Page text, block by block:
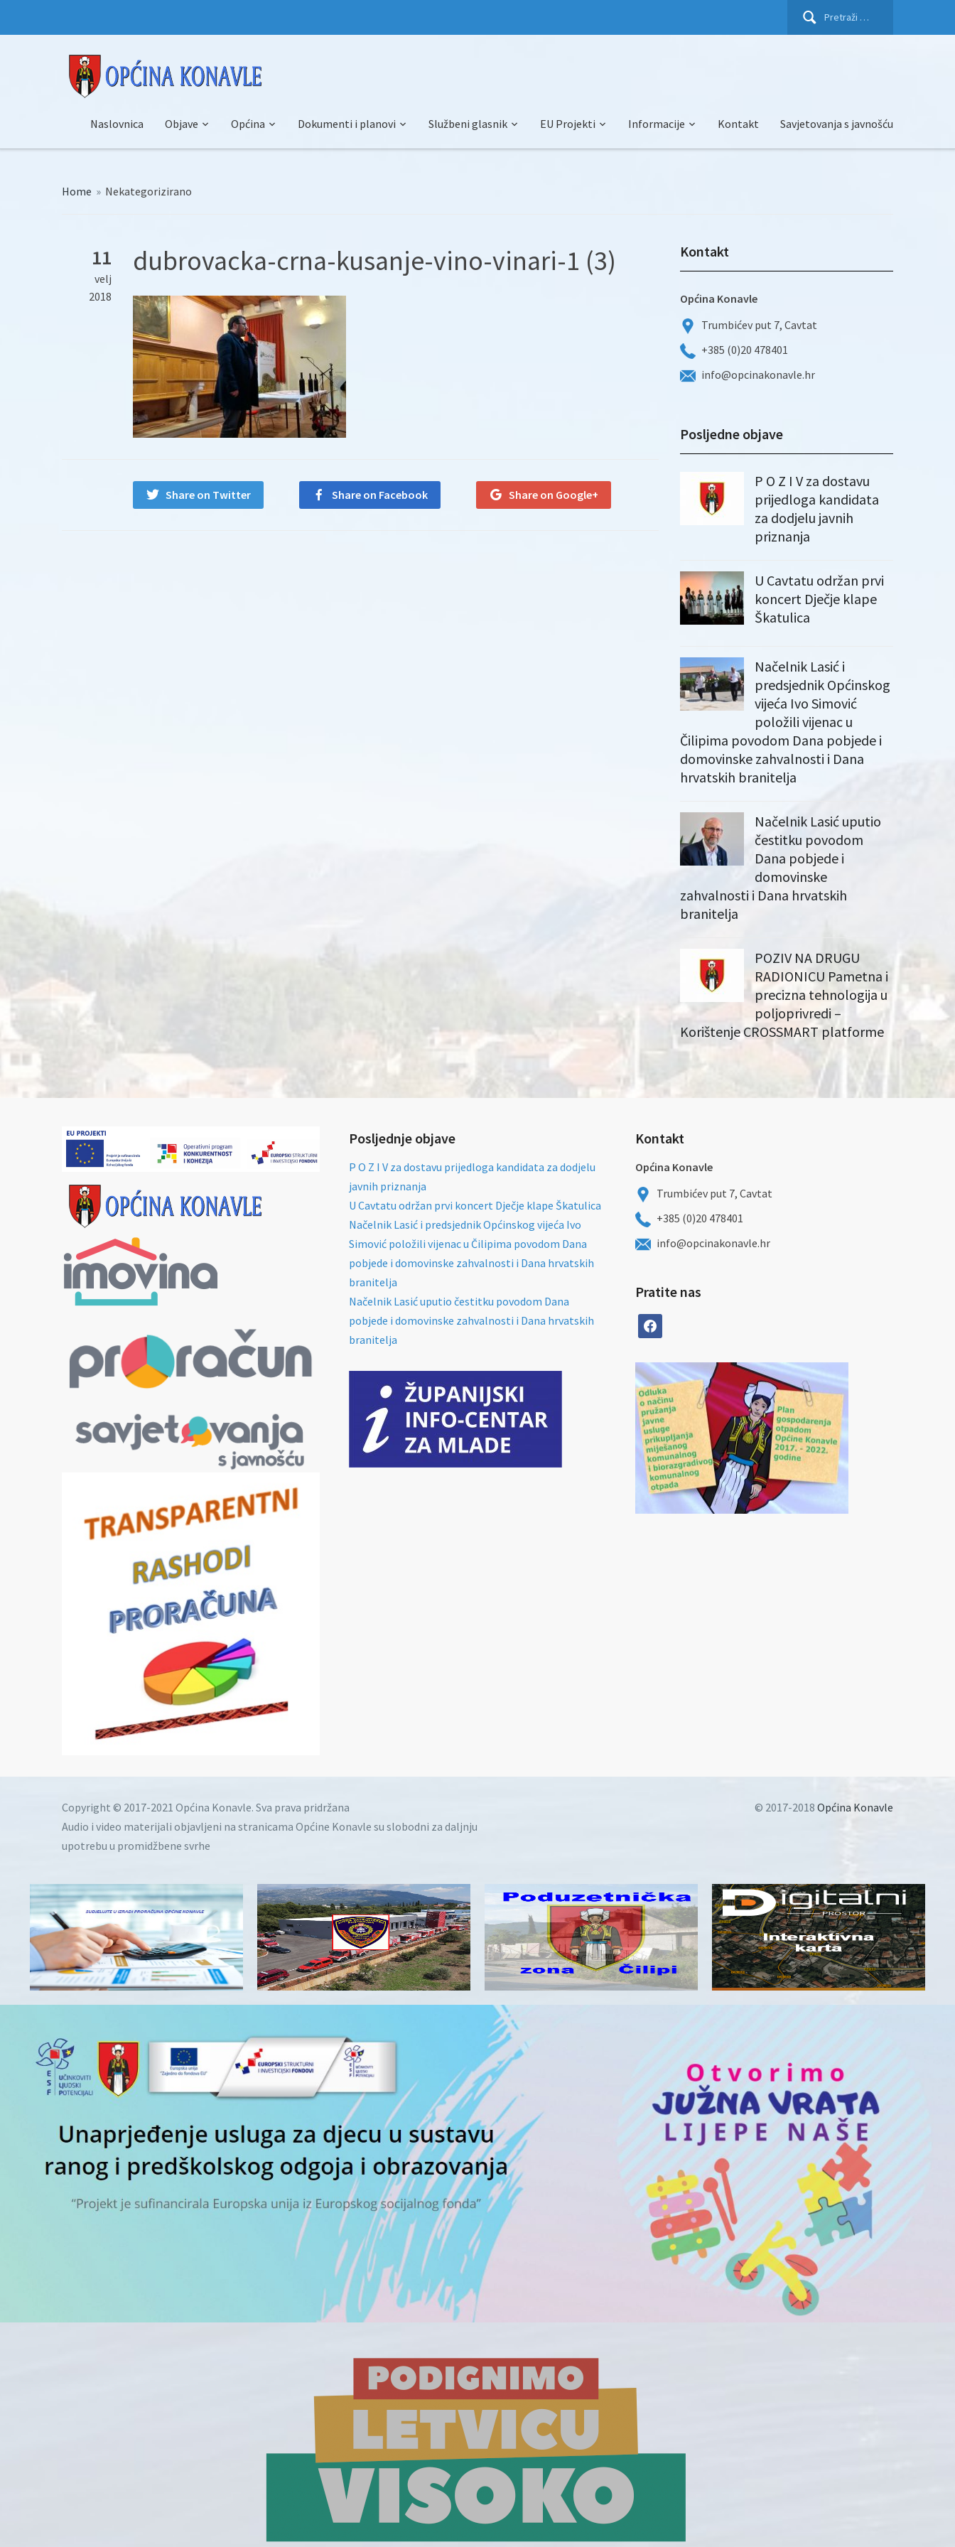
Pretraži:
Naslovnica Objave Općina Dokumenti i planovi Službeni glasnik EU Projekti Informacije Kontakt Savjetovanja s javnošću
Home » Nekategorizirano
11
velj
2018
dubrovacka-crna-kusanje-vino-vinari-1 (3)
Share on Twitter Share on Facebook Share on Google+
Kontakt
Općina Konavle
Trumbićev put 7, Cavtat
+385 (0)20 478401
info@opcinakonavle.hr
Posljedne objave
P O Z I V za dostavu
prijedloga kandidata
za dodjelu javnih
priznanja
U Cavtatu održan prvi
koncert Dječje klape
Škatulica
Načelnik Lasić i
predsjednik Općinskog
vijeća Ivo Simović
položili vijenac u
Čilipima povodom Dana pobjede i
domovinske zahvalnosti i Dana
hrvatskih branitelja
Načelnik Lasić uputio
čestitku povodom
Dana pobjede i
domovinske
zahvalnosti i Dana hrvatskih
branitelja
POZIV NA DRUGU
RADIONICU Pametna i
precizna tehnologija u
poljoprivredi –
Korištenje CROSSMART platforme
Posljednje objave
P O Z I V za dostavu prijedloga kandidata za dodjelu
javnih priznanja
U Cavtatu održan prvi koncert Dječje klape Škatulica
Načelnik Lasić i predsjednik Općinskog vijeća Ivo
Simović položili vijenac u Čilipima povodom Dana
pobjede i domovinske zahvalnosti i Dana hrvatskih
branitelja
Načelnik Lasić uputio čestitku povodom Dana
pobjede i domovinske zahvalnosti i Dana hrvatskih
branitelja
Kontakt
Općina Konavle
Trumbićev put 7, Cavtat
+385 (0)20 478401
info@opcinakonavle.hr
Pratite nas
facebook
Copyright © 2017-2021 Općina Konavle. Sva prava pridržana
Audio i video materijali objavljeni na stranicama Općine Konavle su slobodni za daljnju
upotrebu u promidžbene svrhe
© 2017-2018 Općina Konavle